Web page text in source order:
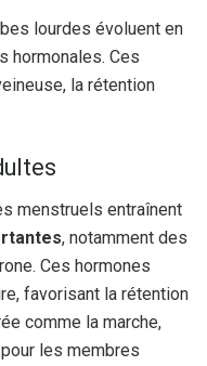
lourdes évoluent en
hormonales. Ces
la rétention
menstruels entraînent
, notamment des
Ces hormones
favorisant la rétention
comme la marche,
les membres